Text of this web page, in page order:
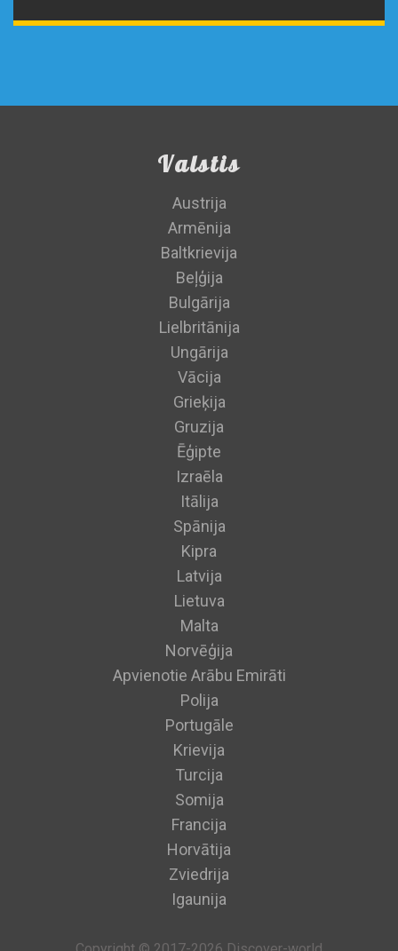
Valstis
Austrija
Armēnija
Baltkrievija
Beļģija
Bulgārija
Lielbritānija
Ungārija
Vācija
Grieķija
Gruzija
Ēģipte
Izraēla
Itālija
Spānija
Kipra
Latvija
Lietuva
Malta
Norvēģija
Apvienotie Arābu Emirāti
Polija
Portugāle
Krievija
Turcija
Somija
Francija
Horvātija
Zviedrija
Igaunija